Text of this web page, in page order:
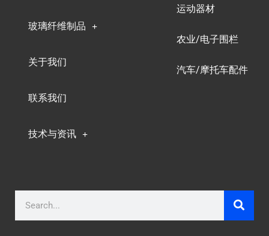
玻璃纤维制品
关于我们
联系我们
技术与资讯
运动器材
农业/电子围栏
汽车/摩托车配件